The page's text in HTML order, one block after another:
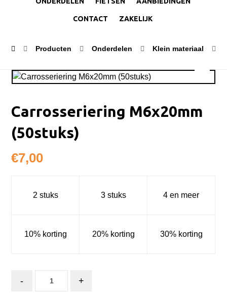
CONTACT ZAKELIJK
Producten Onderdelen Klein materiaal
Carrosseriering M6x20mm
(50stuks)
€7,00
2 stuks 3 stuks 4 en meer
10% korting 20% korting 30% korting
- +